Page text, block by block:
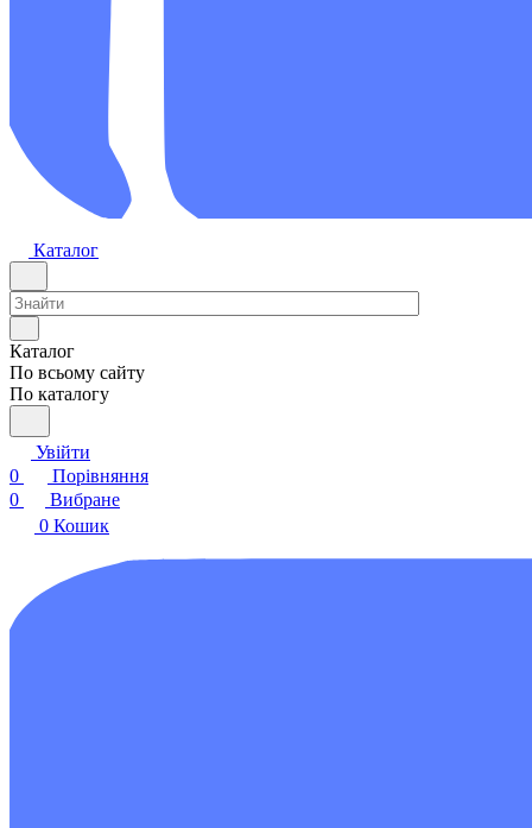
Каталог
Каталог
По всьому сайту
По каталогу
Увійти
0
Порівняння
0
Вибране
0 Кошик